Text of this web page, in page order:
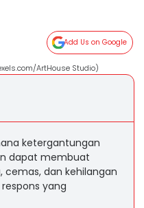
Add Us on Google
ArtHouse Studio)
ketergantungan
dapat membuat
cemas, dan kehilangan
yang